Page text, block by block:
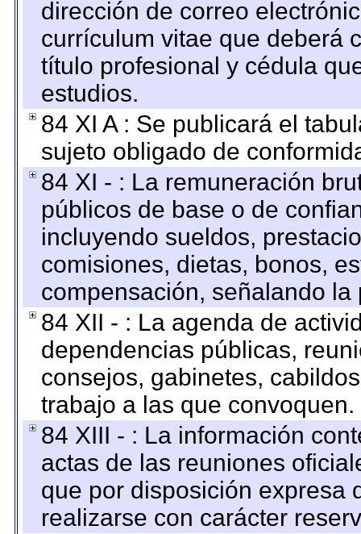
dirección de correo
currículum vitae que deberá
título profesional y cédula
estudios.
84 XI A : Se publicará el
sujeto obligado de
84 XI - : La remuneración
públicos de base o de
incluyendo sueldos,
comisiones, dietas, bonos,
compensación, señalando
84 XII - : La agenda de
dependencias públicas,
consejos, gabinetes,
trabajo a las que convoquen.
84 XIII - : La información
actas de las reuniones
que por disposición expresa
realizarse con carácter